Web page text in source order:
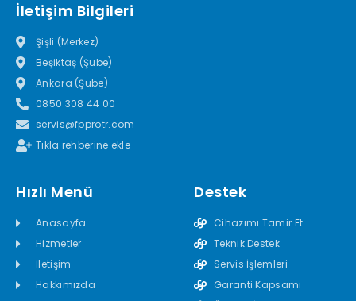
İletişim Bilgileri
Şişli (Merkez)
Beşiktaş (Şube)
Ankara (Şube)
0850 308 44 00
servis@fpprotr.com
Tıkla rehberine ekle
Hızlı Menü
Anasayfa
Hizmetler
İletişim
Hakkımızda
Destek
Cihazımı Tamir Et
Teknik Destek
Servis İşlemleri
Garanti Kapsamı